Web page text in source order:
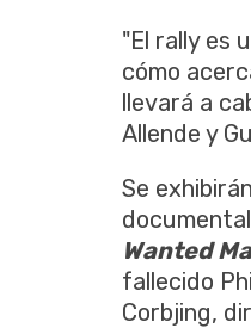
"El rally es
cómo
llevará a
Allende y
Se
Wanted
fallecido
Corbjing,